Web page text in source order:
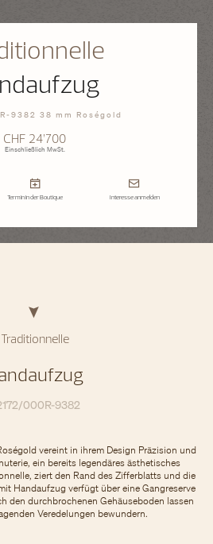
9382 38 mm Roségold
CHF 24’700
Einschließlich MwSt.
Termin in der Boutique Interesse anmelden
Traditionnelle
000R-9382
vereint in ihrem Design Präzision und
ein bereits legendäres ästhetisches
ziert den Rand des Zifferblatts und die
Handaufzug verfügt über eine Gangreserve
den durchbrochenen Gehäuseboden lassen
Veredelungen bewundern.